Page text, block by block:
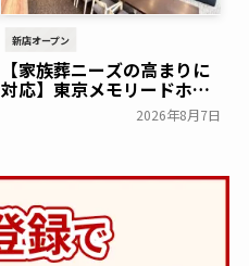
新店オープン
【家族葬ニーズの高まりに
対応】東京メモリードホー
ルに貸切型家族葬空間『第
８ホール～Living～』オー
2026年8月7日